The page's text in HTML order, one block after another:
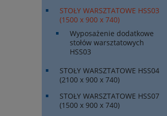
STOŁY WARSZTATOWE HSS03
(1500 x 900 x 740)
Wyposażenie dodatkowe
stołów warsztatowych
HSS03
STOŁY WARSZTATOWE HSS04
(2100 x 900 x 740)
STOŁY WARSZTATOWE HSS07
(1500 x 900 x 740)